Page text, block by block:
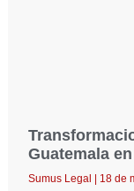
Guatemala
Sumus Legal 18 de